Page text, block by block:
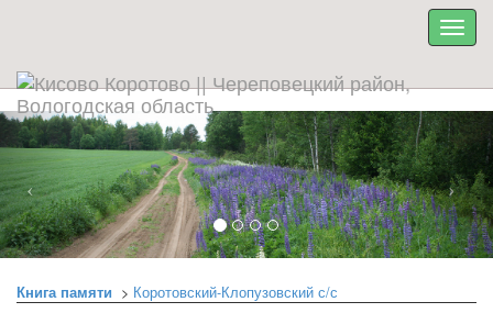
Книга памяти > Коротовский-Клопузовский с/с